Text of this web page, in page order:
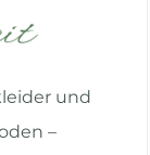
und
–